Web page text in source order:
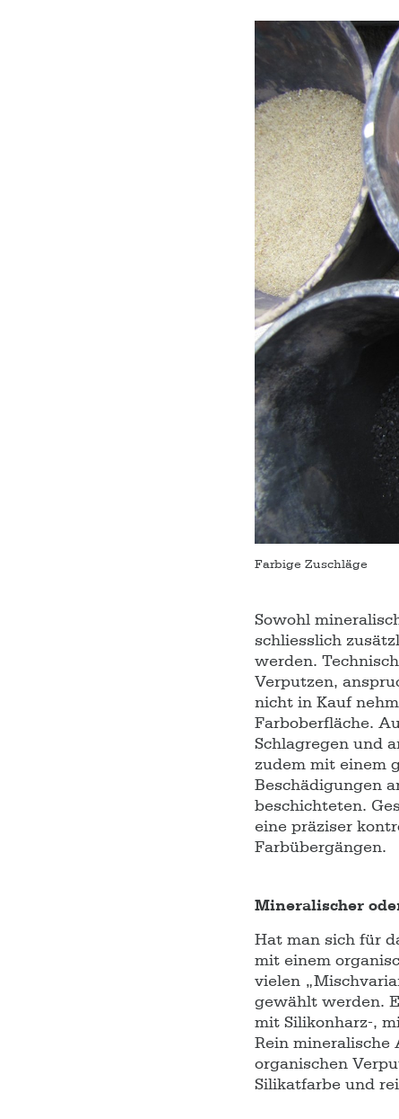
Farbige Zuschläge
Sowohl
schliesslich
werden.
Verputzen,
nicht in Kauf
Farboberfläche.
Schlagregen und
zudem mit einem
Beschädigungen
beschichteten.
eine präziser
Farbübergängen.
Mineralischer
Hat man sich für
mit einem
vielen
gewählt werden.
mit Silikonharz-,
Rein mineralische
organischen
Silikatfarbe und